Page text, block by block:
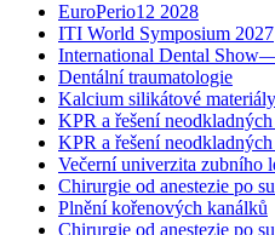
EuroPerio12 2028
ITI World Symposium 2027
International Dental
Dentální traumatologie
Kalcium silikátové materiály
KPR a řešení
KPR a řešení
Večerní univerzita zubního
Chirurgie od anestezie po
Plnění kořenových kanálků
Chirurgie od anestezie po